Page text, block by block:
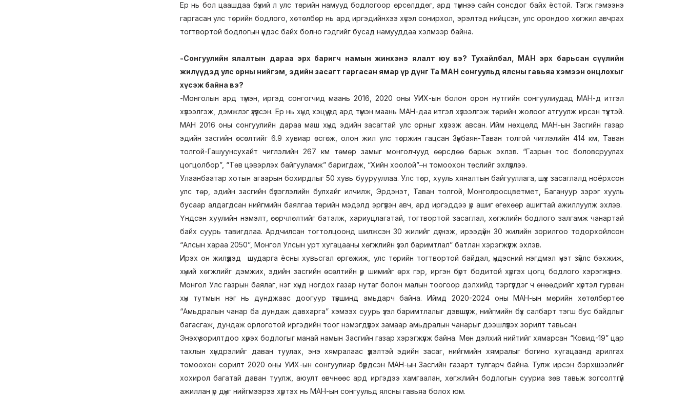
Ер нь бол цаашдаа бүхий л улс төрийн намууд бодлогоор өрсөлддөг, ард түмнээ сайн сонсдог байх ёстой. Тэгж гэмээнэ
гаргасан улс төрийн бодлого, хөтөлбөр нь ард иргэдийнхээ хүсэл сонирхол, эрэлтэд нийцсэн, улс орондоо хөгжил авчрах
тогтвортой бодлогын үндэс байх болно гэдгийг бусад намууддаа хэлмээр байна.
-Сонгуулийн ялалтын дараа эрх баригч намын жинхэнэ ялалт юу вэ? Тухайлбал, МАН эрх барьсан сүүлийн
жилүүдэд улс орны нийгэм, эдийн засагт гаргасан ямар үр дүнг Та МАН сонгуульд ялсны гавьяа хэмээн онцлохыг
хүсэж байна вэ?
-Монголын ард түмэн, иргэд сонгогчид маань 2016, 2020 оны УИХ-ын болон орон нутгийн сонгуулиудад МАН-д итгэл
хүлээлгэж, дэмжлэг үзүүлсэн. Ер нь хүнд хэцүү үед ард түмэн маань МАН-даа итгэл хүлээлгэж төрийн жолоог атгуулж ирсэн түүхтэй.
МАН 2016 оны сонгуулийн дараа маш хүнд эдийн засагтай улс орныг хүлээж авсан. Ийм нөхцөлд МАН-ын Засгийн газар
эдийн засгийн өсөлтийг 6.9 хувиар өсгөж, олон жил улс төржин гацсан Зүүнбаян-Таван толгой чиглэлийн 414 км, Таван
толгой-Гашуунсухайт чиглэлийн 267 км төмөр замыг монголчууд өөрсдөө барьж эхлэв. “Газрын тос боловсруулах
цогцолбор”, “Төв цэвэрлэх байгууламж” баригдаж, “Хийн хоолой”–н томоохон төслийг эхлүүллээ.
Улаанбаатар хотын агаарын бохирдлыг 50 хувь буурууллаа. Улс төр, хууль хяналтын байгууллага, шүүх засаглалд ноёрхсон
улс төр, эдийн засгийн бүлэглэлийн булхайг илчилж, Эрдэнэт, Таван толгой, Монголросцветмет, Багануур зэрэг хууль
бусаар алдагдсан нийгмийн баялгаа төрийн мэдэлд эргүүлэн авч, ард иргэддээ үр ашиг өгөхөөр ашигтай ажиллуулж эхлэв.
Үндсэн хуулийн нэмэлт, өөрчлөлтийг баталж, хариуцлагатай, тогтвортой засаглал, хөгжлийн бодлого залгамж чанартай
байх суурь тавигдлаа. Ардчилсан тогтолцоонд шилжсэн 30 жилийг дүгнэж, ирээдүйн 30 жилийн зорилгоо тодорхойлсон
“Алсын хараа 2050”, Монгол Улсын урт хугацааны хөгжлийн үзэл баримтлал” батлан хэрэгжүүлж эхлэв.
Ирэх он жилүүдэд шударга ёсны хувьсгал өргөжиж, улс төрийн тогтвортой байдал, үндэсний нэгдмэл үнэт зүйлс бэхжиж,
хүний хөгжлийг дэмжих, эдийн засгийн өсөлтийн үр шимийг өрх гэр, иргэн бүрт бодитой хүргэх цогц бодлого хэрэгжүүлнэ.
Монгол Улс газрын баялаг, нэг хүнд ногдох газар нутаг болон малын тоогоор дэлхийд тэргүүлдэг ч өнөөдрийг хүртэл гурван
хүн тутмын нэг нь дунджаас доогуур түвшинд амьдарч байна. Иймд 2020-2024 оны МАН-ын мөрийн хөтөлбөртөө
“Амьдралын чанар ба дундаж давхарга” хэмээх суурь үзэл баримтлалыг дэвшүүлж, нийгмийн бүх салбарт тэгш бус байдлыг
багасгаж, дундаж орлоготой иргэдийн тоог нэмэгдүүлэх замаар амьдралын чанарыг дээшлүүлэх зорилт тавьсан.
Энэхүү зорилтдоо хүрэх бодлогыг манай намын Засгийн газар хэрэгжүүлж байна. Мөн дэлхий нийтийг хямарсан “Ковид-19” цар
тахлын хүндрэлийг даван туулах, энэ хямралаас үүдэлтэй эдийн засаг, нийгмийн хямралыг богино хугацаанд арилгах
томоохон сорилт 2020 оны УИХ-ын сонгуулиар бүрдсэн МАН-ын Засгийн газарт тулгарч байна. Тулж ирсэн бэрхшээлийг
хохирол багатай даван туулж, аюулт өвчнөөс ард иргэдээ хамгаалан, хөгжлийн бодлогын сууриа зөв тавьж зогсолтгүй
ажиллан үр дүнг нийгмээрээ хүртэх нь МАН-ын сонгуульд ялсны гавьяа болох юм.